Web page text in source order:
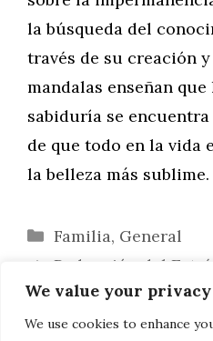
We value your privacy
We use cookies to enhance
la búsqueda del
través de su creación
mandalas enseñan
sabiduría se
de que todo en la
la belleza más sublime.
Categorías
Familia, General
Reducción del
Poder Terapéutico de
Carl Jung y su